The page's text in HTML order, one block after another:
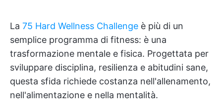
La 75 Hard Wellness Challenge è più di un
semplice programma di fitness: è una
trasformazione mentale e fisica. Progettata per
sviluppare disciplina, resilienza e abitudini sane,
questa sfida richiede costanza nell'allenamento,
nell'alimentazione e nella mentalità.